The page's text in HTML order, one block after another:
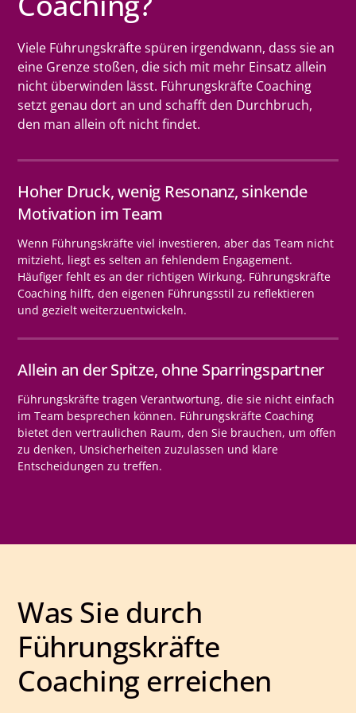
Viele Führungskräfte spüren irgendwann, dass sie an
eine Grenze stoßen, die sich mit mehr Einsatz allein
nicht überwinden lässt. Führungskräfte Coaching
setzt genau dort an und schafft den Durchbruch,
den man allein oft nicht findet.
Hoher Druck, wenig Resonanz, sinkende
Motivation im Team
Wenn Führungskräfte viel investieren, aber das Team nicht
mitzieht, liegt es selten an fehlendem Engagement.
Häufiger fehlt es an der richtigen Wirkung. Führungskräfte
Coaching hilft, den eigenen Führungsstil zu reflektieren
und gezielt weiterzuentwickeln.
Allein an der Spitze, ohne Sparringspartner
Führungskräfte tragen Verantwortung, die sie nicht einfach
im Team besprechen können. Führungskräfte Coaching
bietet den vertraulichen Raum, den Sie brauchen, um offen
zu denken, Unsicherheiten zuzulassen und klare
Entscheidungen zu treffen.
Was Sie durch
Führungskräfte
Coaching erreichen